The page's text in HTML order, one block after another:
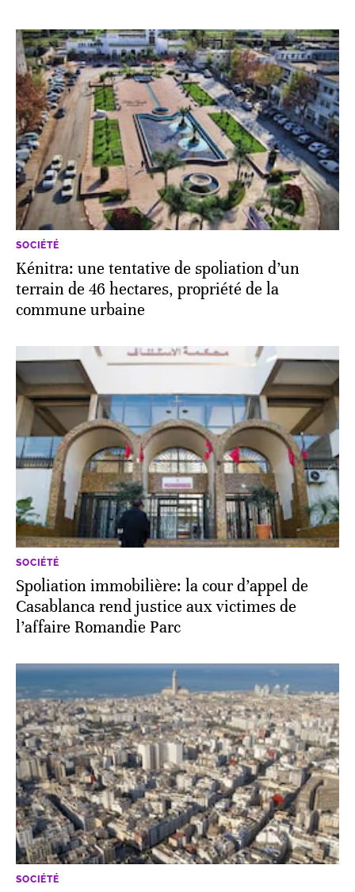
SOCIÉTÉ
Kénitra: une tentative de spoliation d’un
terrain de 46 hectares, propriété de la
commune urbaine
SOCIÉTÉ
Spoliation immobilière: la cour d’appel de
Casablanca rend justice aux victimes de
l’affaire Romandie Parc
SOCIÉTÉ